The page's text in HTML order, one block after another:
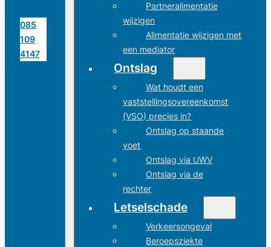
085
109
4147
Partneralimentatie
wijzigen
Alimentatie wijzigen met
een mediator
Ontslag
Wat houdt een
vaststellingsovereenkomst
(VSO) precies in?
Ontslag op staande
voet
Ontslag via UWV
Ontslag via de
rechter
Letselschade
Verkeersongeval
Beroepsziekte